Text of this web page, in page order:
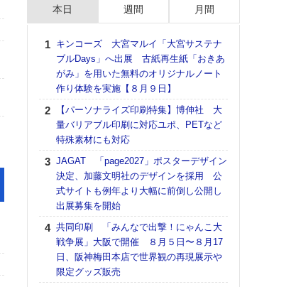
本日 週間 月間
キンコーズ 大宮マルイ「大宮サステナ
ブルDays」へ出展 古紙再生紙「おきあ
がみ」を用いた無料のオリジナルノート
作り体験を実施【８月９日】
【パーソナライズ印刷特集】博伸社 大
量バリアブル印刷に対応ユポ、PETなど
特殊素材にも対応
JAGAT 「page2027」ポスターデザイン
決定、加藤文明社のデザインを採用 公
式サイトも例年より大幅に前倒し公開し
出展募集を開始
共同印刷 「みんなで出撃！にゃんこ大
戦争展」大阪で開催 ８月５日〜８月17
日、阪神梅田本店で世界観の再現展示や
限定グッズ販売